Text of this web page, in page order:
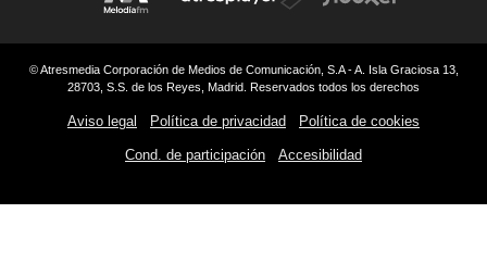
© Atresmedia Corporación de Medios de Comunicación, S.A - A. Isla Graciosa 13,
28703, S.S. de los Reyes, Madrid. Reservados todos los derechos
Aviso legal Política de privacidad Política de cookies
Cond. de participación Accesibilidad